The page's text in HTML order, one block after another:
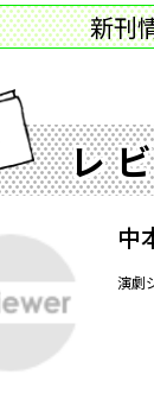
新刊
レ
中
演劇